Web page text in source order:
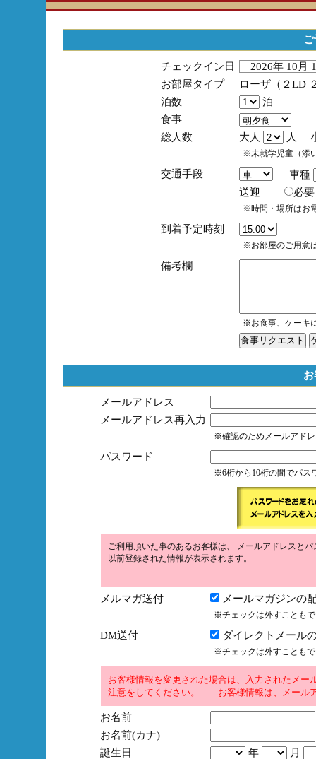
チェックイン日
2026年 10
お部屋タイプ
ローザ（２LD
泊数
泊
食事
総人数
大人 人
※未就学児童（添
交通手段
車種
送迎
※時間・場所はお
到着予定時刻
※お部屋のご用意
備考欄
※お食事、ケーキ
メールアドレス
メールアドレス再入力
※確認のためメールアド
パスワード
※6桁から10桁の間でパス
ご利用頂いた事のあるお客様は、 メールアドレスと
以前登録された情報が表示されます。
メルマガ送付 メールマガジンの
※チェックは外すことも
DM送付 ダイレクトメール
※チェックは外すことも
お客様情報を変更された場合は、入力されたメ
注意をしてください。 お客様情報は、メール
お名前
お名前(カナ)
誕生日
年
月